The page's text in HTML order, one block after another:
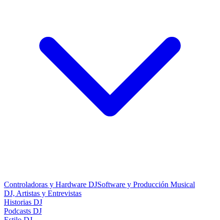
Controladoras y Hardware DJSoftware y Producción Musical
DJ, Artistas y Entrevistas
Historias DJ
Podcasts DJ